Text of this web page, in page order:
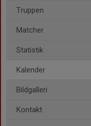
Truppen
Matcher
Statistik
Kalender
Bildgalleri
Kontakt